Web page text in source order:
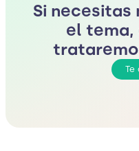
Si necesitas
el tema,
Te